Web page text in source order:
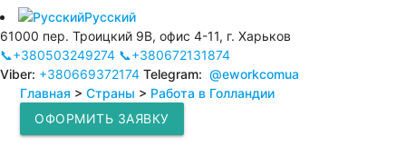
Русский
61000 пер. Троицкий 9В, офис 4-11, г. Харьков
📞+380503249274 📞+380672131874
Viber: +380669372174 Telegram: @eworkcomua
Главная >Страны > Работа в Голландии
ОФОРМИТЬ ЗАЯВКУ